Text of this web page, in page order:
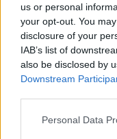
us or personal
your opt-out. You
disclosure of your
IAB’s list of
also be disclosed by
Downstream
Please note that this
Personal Data